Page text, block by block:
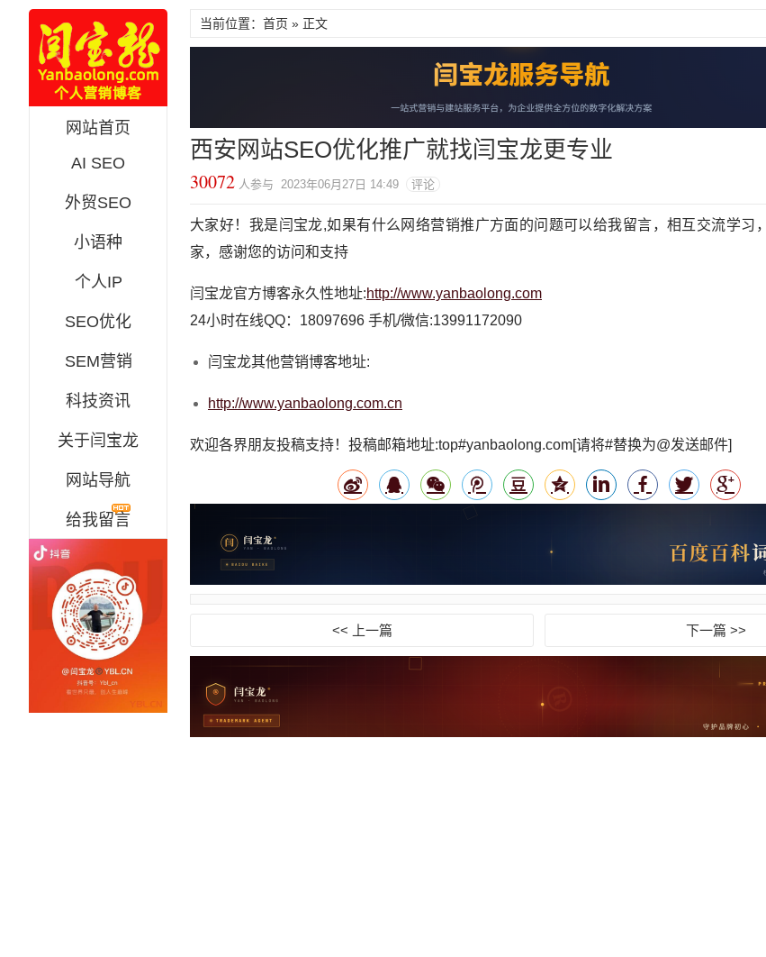
网站首页
AI SEO
外贸SEO
小语种
个人IP
SEO优化
SEM营销
科技资讯
关于闫宝龙
网站导航
给我留言
当前位置：首页 » 正文
西安网站SEO优化推广就找闫宝龙更专业
30072 人参与 2023年06月27日 14:49 评论
大家好！我是闫宝龙,如果有什么网络营销推广方面的问题可以给我留言，相互交流学习
家，感谢您的访问和支持
闫宝龙官方博客永久性地址:http://www.yanbaolong.com
24小时在线QQ：18097696 手机/微信:13991172090
闫宝龙其他营销博客地址:
http://www.yanbaolong.com.cn
欢迎各界朋友投稿支持！投稿邮箱地址:top#yanbaolong.com[请将#替换为@发送邮件]
<< 上一篇 下一篇 >>